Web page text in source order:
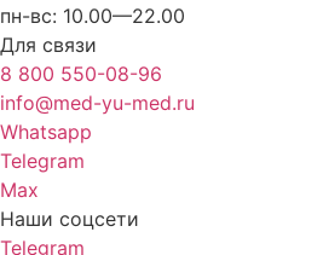
пн-вс: 10.00—22.00
Для связи
8 800 550-08-96
info@med-yu-med.ru
Whatsapp
Telegram
Max
Наши соцсети
Telegram